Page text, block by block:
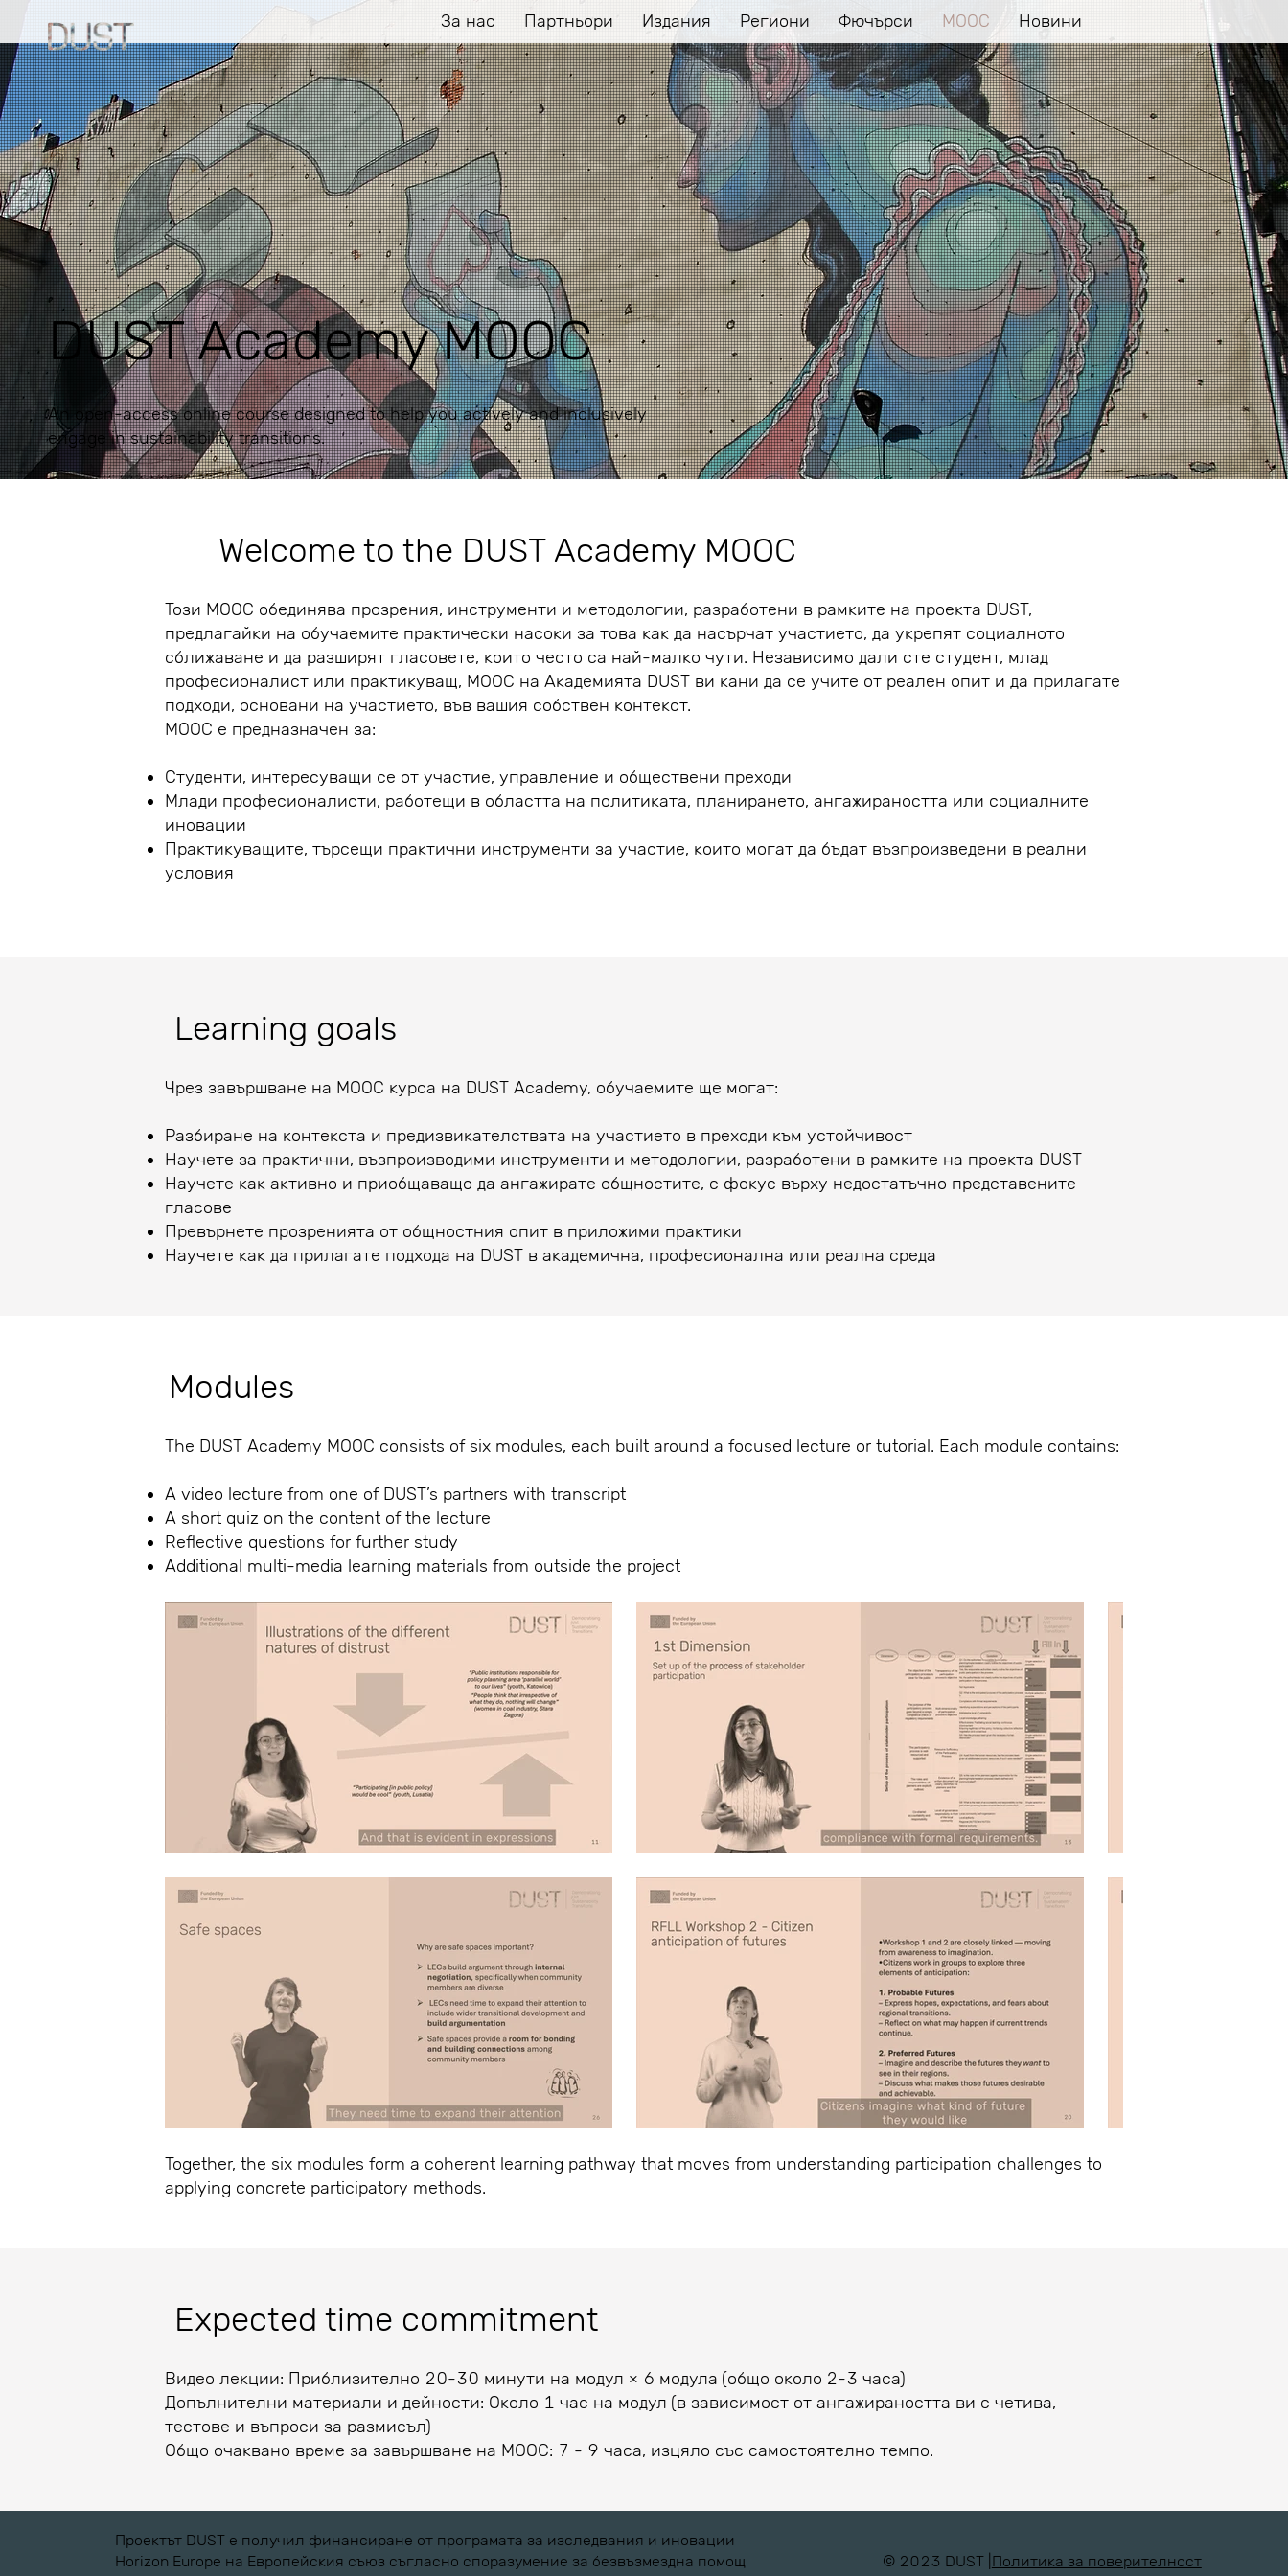
За нас Партньори Издания Региони Фючърси MOOC Новини
DUST Academy MOOC
An open-access online course designed to help you actively and inclusively
engage in sustainability transitions.
Welcome to the DUST Academy MOOC
Този MOOC обединява прозрения, инструменти и методологии, разработени в рамките на проекта DUST,
предлагайки на обучаемите практически насоки за това как да насърчат участието, да укрепят социалното
сближаване и да разширят гласовете, които често са най-малко чути. Независимо дали сте студент, млад
професионалист или практикуващ, MOOC на Академията DUST ви кани да се учите от реален опит и да прилагате
подходи, основани на участието, във вашия собствен контекст.
MOOC е предназначен за:
Студенти, интересуващи се от участие, управление и обществени преходи
Млади професионалисти, работещи в областта на политиката, планирането, ангажираността или социалните
иновации
Практикуващите, търсещи практични инструменти за участие, които могат да бъдат възпроизведени в реални
условия
Learning goals
Чрез завършване на MOOC курса на DUST Academy, обучаемите ще могат:
Разбиране на контекста и предизвикателствата на участието в преходи към устойчивост
Научете за практични, възпроизводими инструменти и методологии, разработени в рамките на проекта DUST
Научете как активно и приобщаващо да ангажирате общностите, с фокус върху недостатъчно представените
гласове
Превърнете прозренията от общностния опит в приложими практики
Научете как да прилагате подхода на DUST в академична, професионална или реална среда
Modules
The DUST Academy MOOC consists of six modules, each built around a focused lecture or tutorial. Each module contains:
A video lecture from one of DUST’s partners with transcript
A short quiz on the content of the lecture
Reflective questions for further study
Additional multi-media learning materials from outside the project
Together, the six modules form a coherent learning pathway that moves from understanding participation challenges to
applying concrete participatory methods.
Expected time commitment
Видео лекции: Приблизително 20-30 минути на модул × 6 модула (общо около 2-3 часа)
Допълнителни материали и дейности: Около 1 час на модул (в зависимост от ангажираността ви с четива,
тестове и въпроси за размисъл)
Общо очаквано време за завършване на MOOC: 7 - 9 часа, изцяло със самостоятелно темпо.
Проектът DUST е получил финансиране от програмата за изследвания и иновации
Horizon Europe на Европейския съюз съгласно споразумение за безвъзмездна помощ
© 2023 DUST | Политика за поверителност